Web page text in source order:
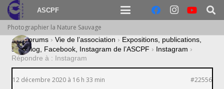
ASCPF
Photographier la Nature Sauvage
› Forums › Vie de l’association › Expositions, publications,
site, blog, Facebook, Instagram de l’ASCPF › Instagram ›
Répondre à : Instagram
12 décembre 2020 à 16 h 33 min #22556